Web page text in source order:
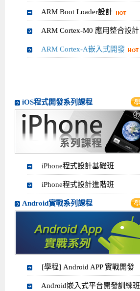
ARM Boot Loader設計
ARM Cortex-M0 應用整合設計
ARM Cortex-A嵌入式開發
iOS程式開發系列課程
iPhone程式設計基礎班
iPhone程式設計進階班
Android實戰系列課程
[學程] Android APP 實戰開發
Android嵌入式平台開發訓練班